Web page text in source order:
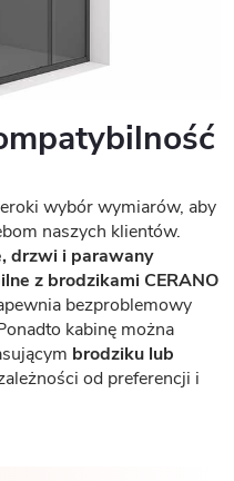
wybór wymiarów, aby
naszych klientów.
drzwi i parawany
z brodzikami CERANO
bezproblemowy
kabinę można
brodziku lub
od preferencji i